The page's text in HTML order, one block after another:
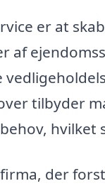
er at
af
tilbyder
der